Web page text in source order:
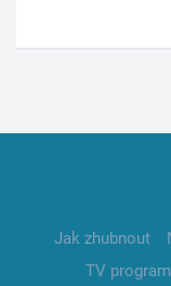
Jak zhubnout
TV program